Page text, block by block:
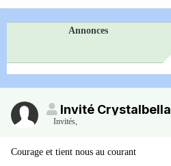
Annonces
Invité Crystalbella
Invités,
Courage et tient nous au courant